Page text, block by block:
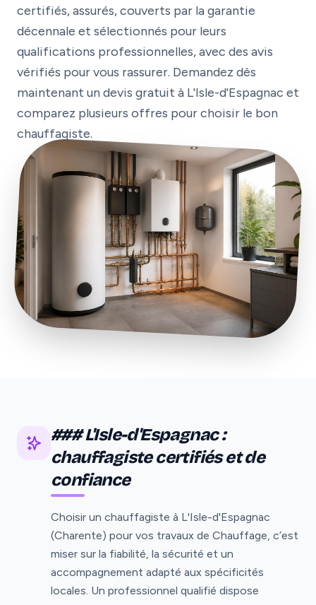
certifiés, assurés, couverts par la garantie
décennale et sélectionnés pour leurs
qualifications professionnelles, avec des avis
vérifiés pour vous rassurer. Demandez dès
maintenant un devis gratuit à L'Isle-d'Espagnac et
comparez plusieurs offres pour choisir le bon
chauffagiste.
### L'Isle-d'Espagnac :
chauffagiste certifiés et de
confiance
Choisir un chauffagiste à L'Isle-d'Espagnac
(Charente) pour vos travaux de Chauffage, c’est
miser sur la fiabilité, la sécurité et un
accompagnement adapté aux spécificités
locales. Un professionnel qualifié dispose